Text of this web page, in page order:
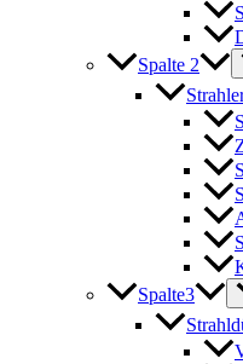
Spalte 2
Spalte3